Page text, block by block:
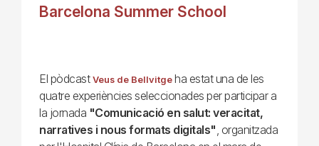
Barcelona Summer School
El pòdcast Veus de Bellvitgeha estat una de les
quatre experiències seleccionades per participar a
la jornada "Comunicació en salut: veracitat,
narratives i nous formats digitals" , organitzada